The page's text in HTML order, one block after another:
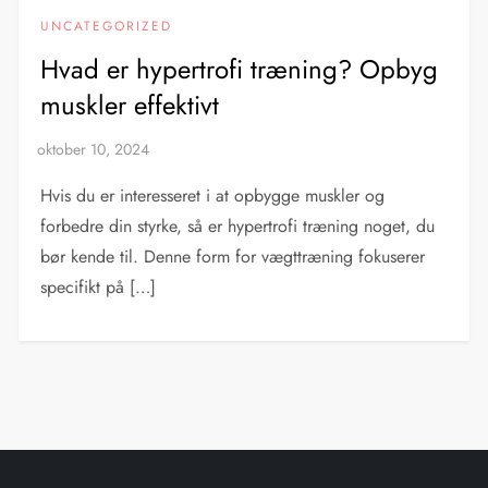
UNCATEGORIZED
Hvad er hypertrofi træning? Opbyg
muskler effektivt
Hvis du er interesseret i at opbygge muskler og
forbedre din styrke, så er hypertrofi træning noget, du
bør kende til. Denne form for vægttræning fokuserer
specifikt på […]